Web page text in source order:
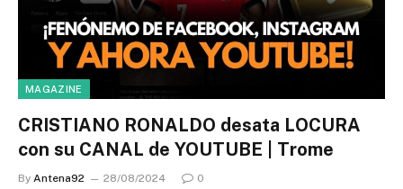
MAGAZINE
CRISTIANO RONALDO desata LOCURA
con su CANAL de YOUTUBE | Trome
By Antena92 28/08/2024 0